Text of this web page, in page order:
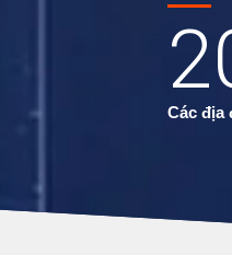
Các địa